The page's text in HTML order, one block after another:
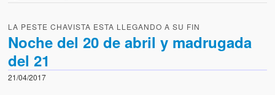
LA PESTE CHAVISTA ESTA LLEGANDO A SU FIN
Noche del 20 de abril y madrugada
del 21
21/04/2017